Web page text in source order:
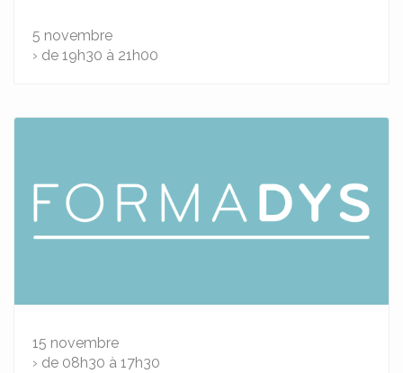
5 novembre
› de 19h30 à 21h00
15 novembre
› de 08h30 à 17h30